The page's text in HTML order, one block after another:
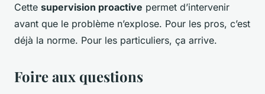
Cette supervision proactive permet d’intervenir
avant que le problème n’explose. Pour les pros, c’est
déjà la norme. Pour les particuliers, ça arrive.
Foire aux questions